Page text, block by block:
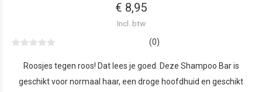
€ 8,95
Incl. btw
(0)
Roosjes tegen roos! Dat lees je goed. Deze Shampoo Bar is
geschikt voor normaal haar, een droge hoofdhuid en geschikt